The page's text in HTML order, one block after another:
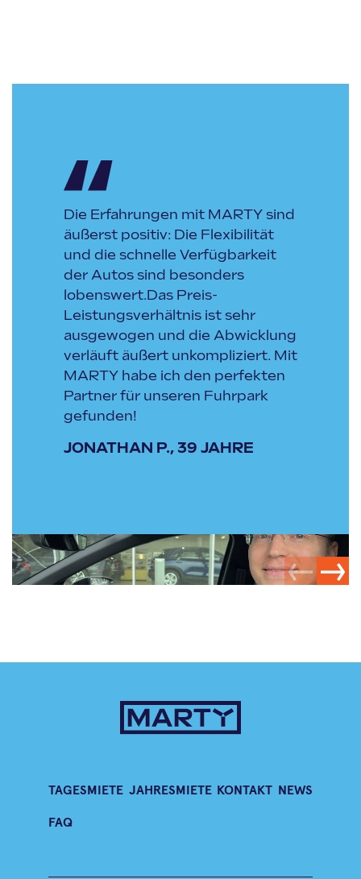
Die Erfahrungen mit MARTY sind
äußerst positiv: Die Flexibilität
und die schnelle Verfügbarkeit
der Autos sind besonders
lobenswert.Das Preis-
Leistungsverhältnis ist sehr
ausgewogen und die Abwicklung
verläuft äußert unkompliziert. Mit
MARTY habe ich den perfekten
Partner für unseren Fuhrpark
gefunden!
JONATHAN P., 39 JAHRE
TAGESMIETE JAHRESMIETE KONTAKT NEWS
FAQ